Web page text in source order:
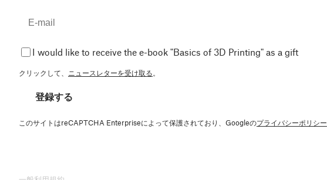
I would like to receive the e-book "Basics of 3D Printing" as a gift
クリックして、 ニュースレターを受け取る。
登録する
このサイトはreCAPTCHA Enterpriseによって保護されており、Googleのプライバシーポリシー